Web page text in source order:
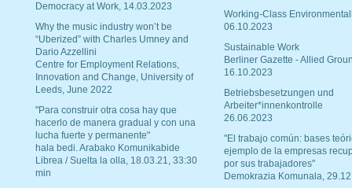
Democracy at Work, 14.03.2023
Why the music industry won’t be
“Uberized” with Charles Umney and
Dario Azzellini
Centre for Employment Relations,
Innovation and Change, University of
Leeds, June 2022
"Para construir otra cosa hay que
hacerlo de manera gradual y con una
lucha fuerte y permanente"
hala bedi. Arabako Komunikabide
Librea / Suelta la olla, 18.03.21, 33:30
min
Working-Class
06.10.2023
Sustainable Work
Berliner Gazette - Allied
16.10.2023
Betriebsbesetzungen und
Arbeiter*innenkontrolle
26.06.2023
"El trabajo común: bases
ejemplo de la empresas
por sus trabajadores"
Demokrazia Komunala,